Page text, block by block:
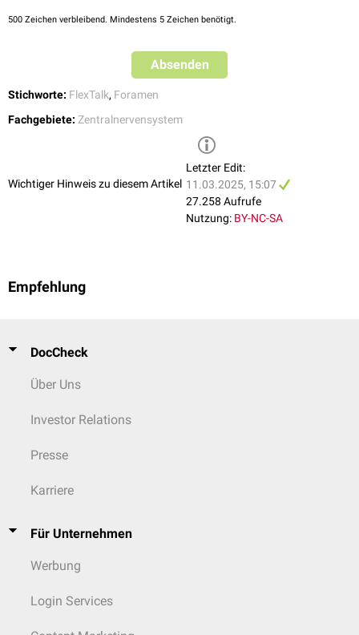
500 Zeichen verbleibend. Mindestens 5 Zeichen benötigt.
Absenden
Stichworte: FlexTalk, Foramen
Fachgebiete: Zentralnervensystem
Wichtiger Hinweis zu diesem Artikel
Letzter Edit:
11.03.2025, 15:07
27.258 Aufrufe
Nutzung: BY-NC-SA
Empfehlung
DocCheck
Über Uns
Investor Relations
Presse
Karriere
Für Unternehmen
Werbung
Login Services